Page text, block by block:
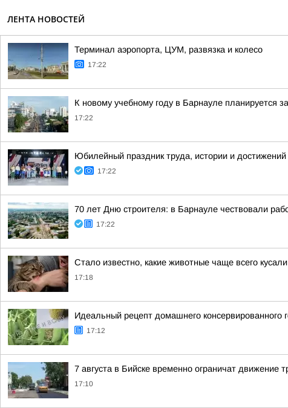
ЛЕНТА НОВОСТЕЙ
Терминал аэропорта, ЦУМ, развязка и колесо
17:22
К новому учебному году в Барнауле
17:22
Юбилейный праздник труда, истории и достижений
17:22
70 лет Дню строителя: в Барнауле чествовали
17:22
Стало известно, какие животные чаще всего
17:18
Идеальный рецепт домашнего консервированного
17:12
7 августа в Бийске временно ограничат движение
17:10